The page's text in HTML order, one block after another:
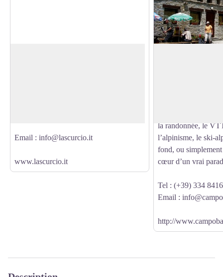
Email : info@lascurcio.it
www.lascurcio.it
la randonnée, le
l’alpinisme, le ski-
fond, ou
cœur d’un vrai
Tel : (+39) 334
Email :
http://